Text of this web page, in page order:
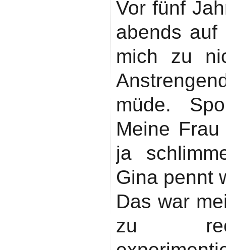
Vor fünf
abends auf
mich zu
müde.
Meine
ja
Gina pennt
Das war
zu